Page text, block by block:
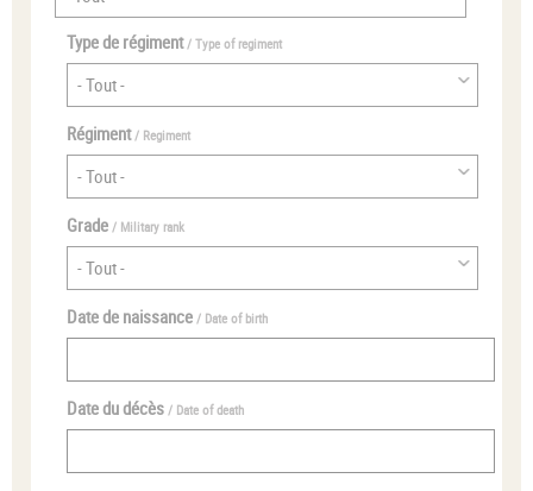
Type de régiment/ Type of regiment
Régiment/ Regiment
Grade / Military rank
Date de naissance / Date of birth
Date du décès / Date of death